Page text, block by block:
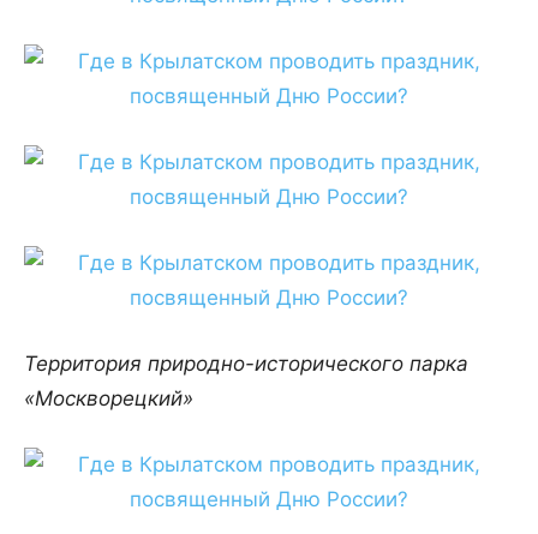
Территория природно-исторического парка
«Москворецкий»